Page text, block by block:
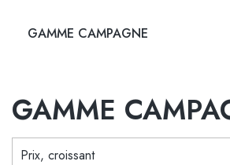
GAMME CAMPAGNE
GAMME
Prix, croissant